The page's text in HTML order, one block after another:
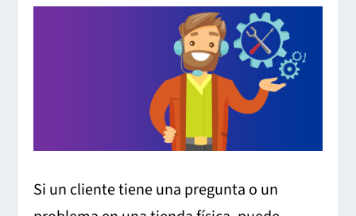
Si un cliente tiene una pregunta o un